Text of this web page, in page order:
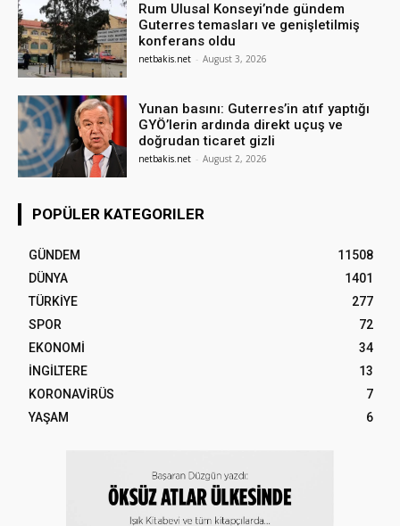
Rum Ulusal Konseyi’nde gündem
Guterres temasları ve genişletilmiş
konferans oldu
netbakis.net - August 3, 2026
Yunan basını: Guterres’in atıf yaptığı
GYÖ’lerin ardında direkt uçuş ve
doğrudan ticaret gizli
netbakis.net - August 2, 2026
POPÜLER KATEGORILER
GÜNDEM
11508
DÜNYA
1401
TÜRKİYE
277
SPOR
72
EKONOMİ
34
İNGİLTERE
13
KORONAVİRÜS
7
YAŞAM
6